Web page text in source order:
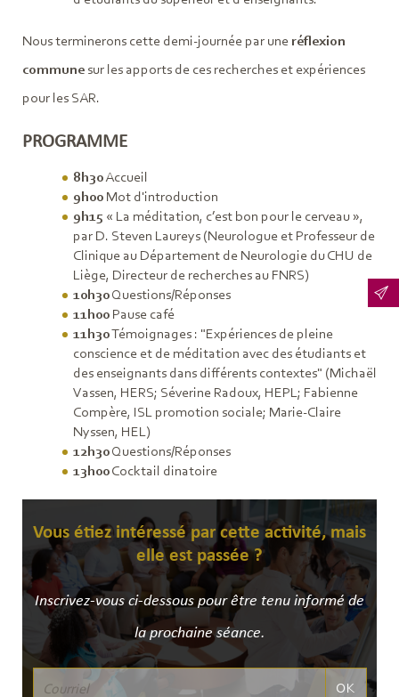
Nous terminerons cette demi-journée par une réflexion
commune sur les apports de ces recherches et expériences
pour les SAR.
PROGRAMME
8h30Accueil
9h00Mot d'introduction
9h15 « La méditation, c’est bon pour le cerveau »,
par D. Steven Laureys (Neurologue et Professeur de
Clinique au Département de Neurologie du CHU de
Liège, Directeur de recherches au FNRS)
10h30Questions/Réponses
11h00Pause café
11h30Témoignages : "Expériences de pleine
conscience et de méditation avec des étudiants et
des enseignants dans différents contextes" (Michaël
Vassen, HERS; Séverine Radoux, HEPL; Fabienne
Compère, ISL promotion sociale; Marie-Claire
Nyssen, HEL)
12h30Questions/Réponses
13h00Cocktail dinatoire
Vous étiez intéressé par cette activité, mais
elle est passée ?
Inscrivez-vous ci-dessous pour être tenu informé de
la prochaine séance.
OK